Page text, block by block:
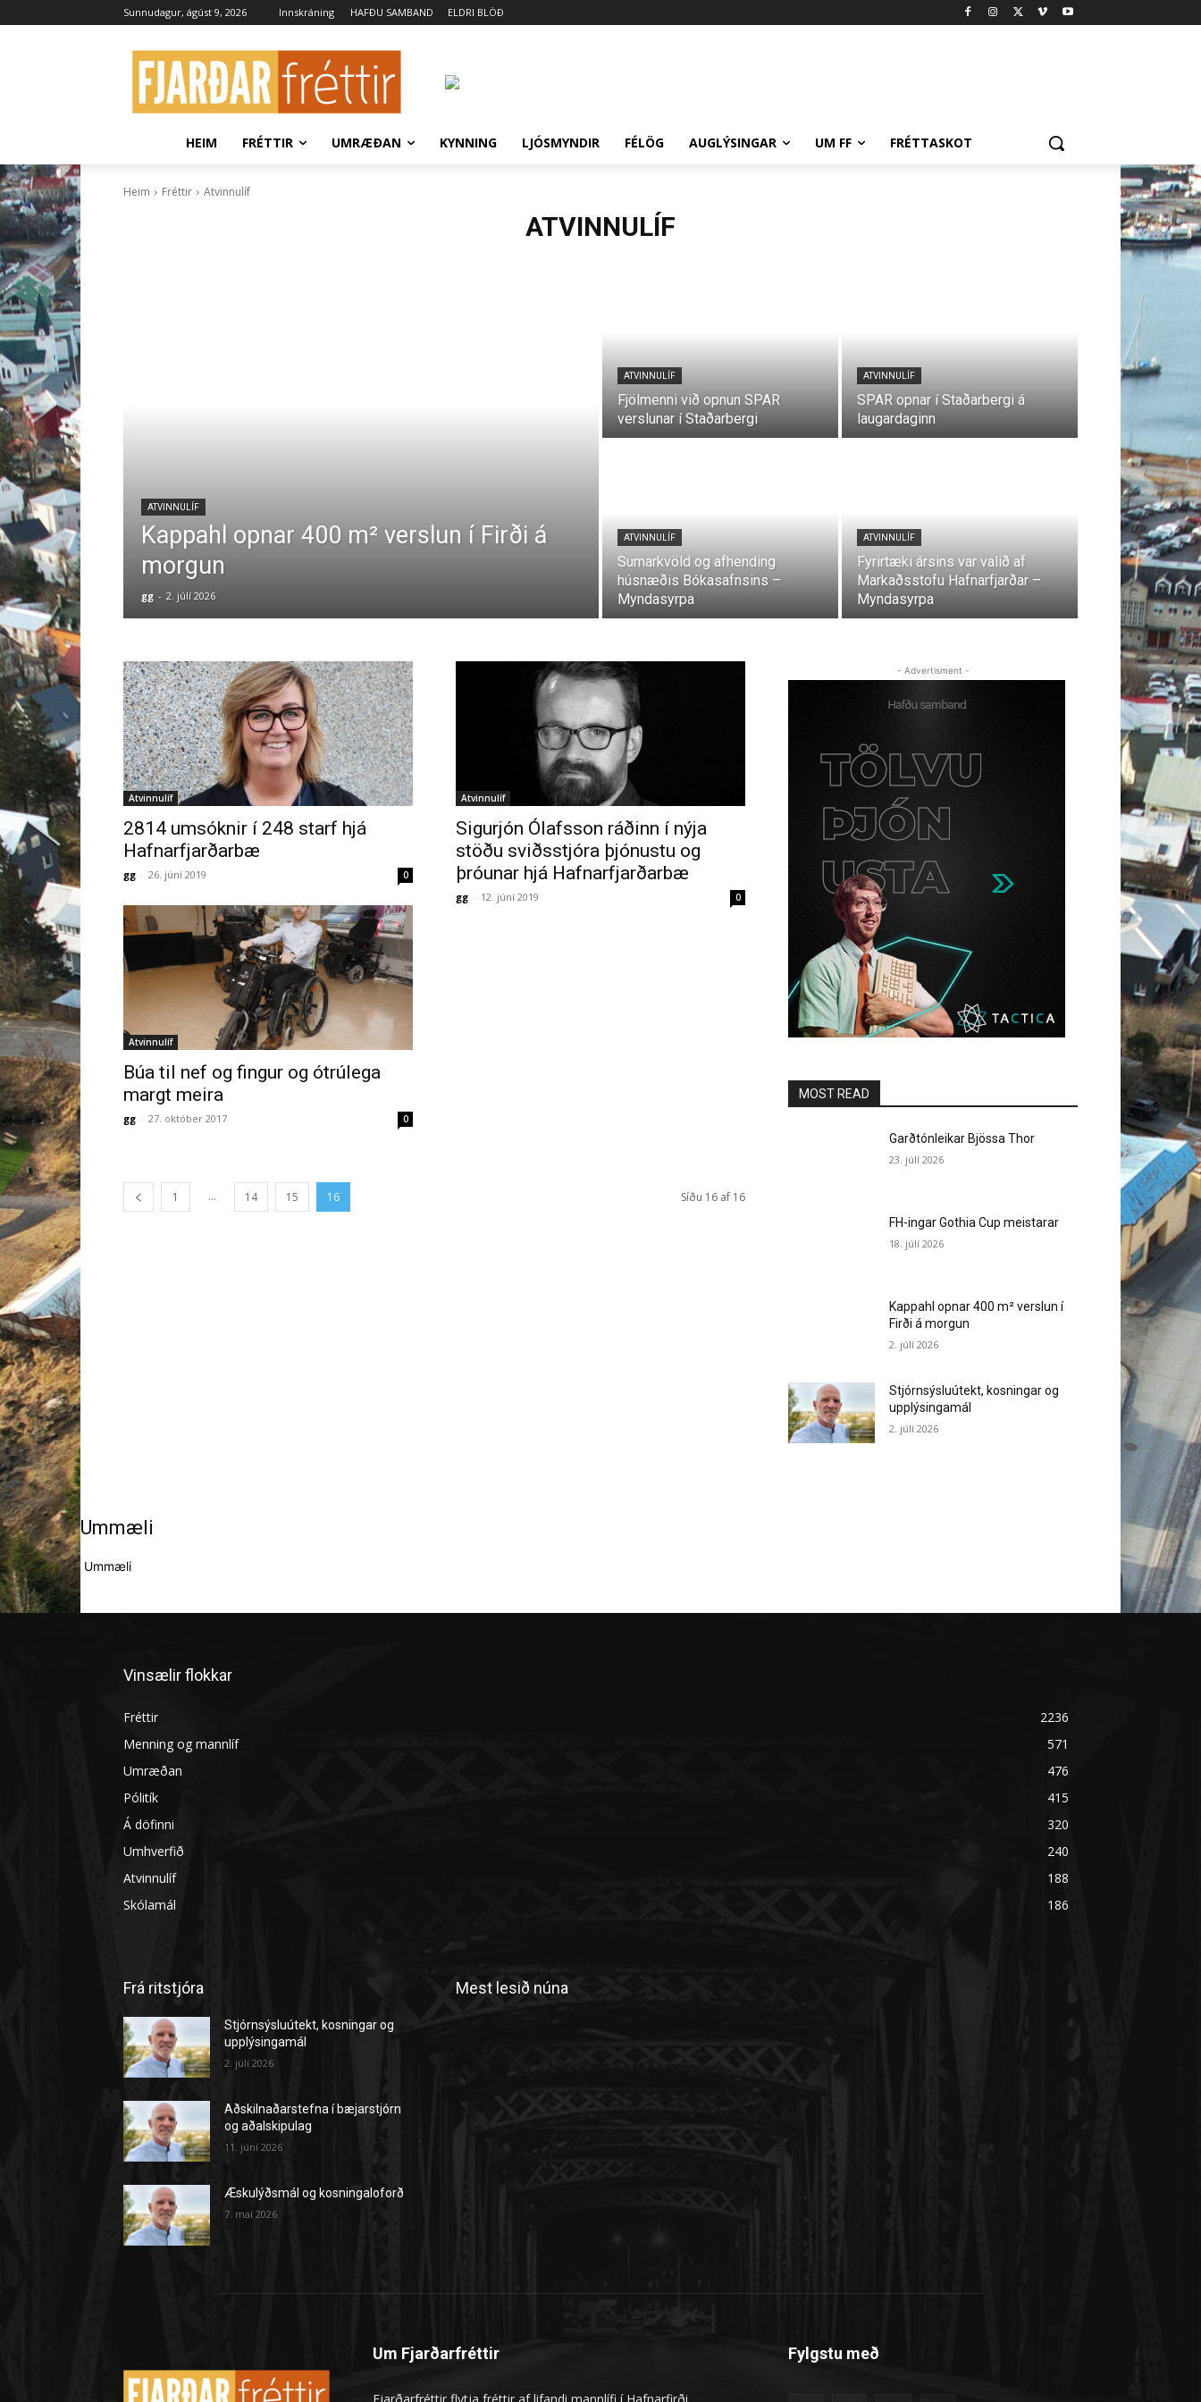
Sunnudagur, ágúst 9, 2026 Innskráning HAFÐU SAMBAND ELDRI BLÖÐ
HEIM FRÉTTIR UMRÆÐAN KYNNING LJÓSMYNDIR FÉLÖG AUGLÝSINGAR UM FF FRÉTTASKOT
Heim Fréttir Atvinnulíf
ATVINNULÍF
ATVINNULÍF
Kappahl opnar 400 m² verslun í Firði á
morgun
gg - 2. júlí 2026
ATVINNULÍF
Fjölmenni við opnun SPAR
verslunar í Staðarbergi
ATVINNULÍF
SPAR opnar í Staðarbergi á
laugardaginn
ATVINNULÍF
Sumarkvöld og afhending
húsnæðis Bókasafnsins –
Myndasyrpa
ATVINNULÍF
Fyrirtæki ársins var valið af
Markaðsstofu Hafnarfjarðar –
Myndasyrpa
Atvinnulíf
2814 umsóknir í 248 starf hjá
Hafnarfjarðarbæ
gg - 26. júní 2019 0
Atvinnulíf
Sigurjón Ólafsson ráðinn í nýja
stöðu sviðsstjóra þjónustu og
þróunar hjá Hafnarfjarðarbæ
gg - 12. júní 2019 0
Atvinnulíf
Búa til nef og fingur og ótrúlega
margt meira
gg - 27. október 2017 0
1 ... 14 15 16 Síðu 16 af 16
- Advertisment -
MOST READ
Garðtónleikar Bjössa Thor
23. júlí 2026
FH-ingar Gothia Cup meistarar
18. júlí 2026
Kappahl opnar 400 m² verslun í
Firði á morgun
2. júlí 2026
Stjórnsýsluútekt, kosningar og
upplýsingamál
2. júlí 2026
Ummæli
Ummæli
Vinsælir flokkar
Fréttir
2236
Menning og mannlíf
571
Umræðan
476
Pólitík
415
Á döfinni
320
Umhverfið
240
Atvinnulíf
188
Skólamál
186
Frá ritstjóra
Stjórnsýsluútekt, kosningar og
upplýsingamál
2. júlí 2026
Aðskilnaðarstefna í bæjarstjórn
og aðalskipulag
11. júní 2026
Æskulýðsmál og kosningaloforð
7. maí 2026
Mest lesið núna
Um Fjarðarfréttir Fylgstu með